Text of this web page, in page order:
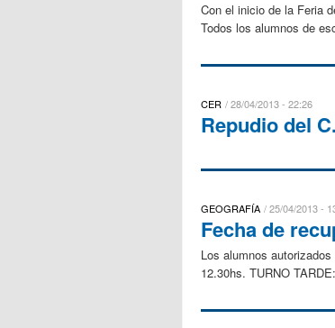
Con el inicio de la Feria
Todos los alumnos de
CER 28/04/2013 - 22:26
Repudio del
GEOGRAFÍA 25/04/2013 -
Fecha de
Los alumnos
12.30hs. TURNO